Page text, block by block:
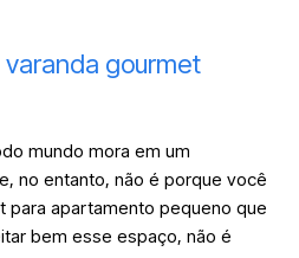
gourmet
mundo mora em um
no entanto, não é porque você
para apartamento pequeno que
bem esse espaço, não é